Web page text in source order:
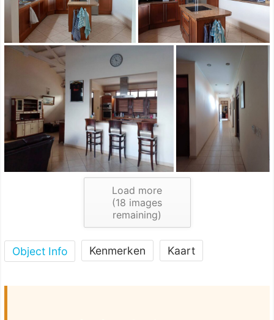
Load more
(18 images
remaining)
Object Info Kenmerken Kaart